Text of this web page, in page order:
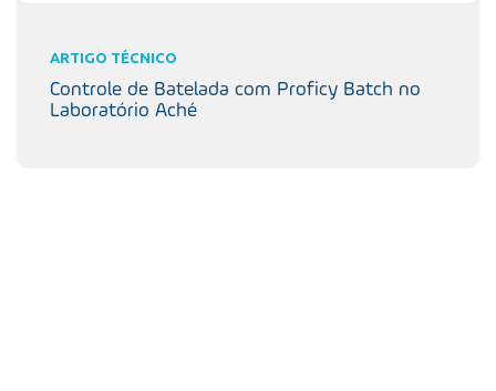
ARTIGO TÉCNICO
Controle de Batelada com Proficy Batch no
Laboratório Aché